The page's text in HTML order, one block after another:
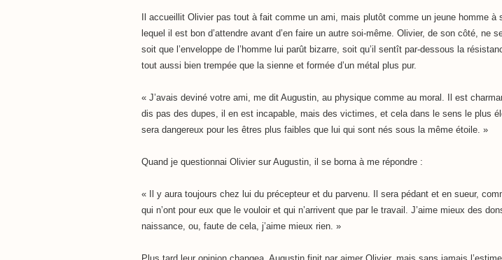
Il accueillit Olivier pas tout à fait comme un ami, mais plutôt comme un jeune homme à
lequel il est bon d’attendre avant d’en faire un autre soi-même. Olivier, de son côté, ne
soit que l’enveloppe de l’homme lui parût bizarre, soit qu’il sentît par-dessous la
tout aussi bien trempée que la sienne et formée d’un métal plus pur.
« J’avais deviné votre ami, me dit Augustin, au physique comme au moral. Il est
dis pas des dupes, il en est incapable, mais des victimes, et cela dans le sens le plus
sera dangereux pour les êtres plus faibles que lui qui sont nés sous la même étoile. »
Quand je questionnai Olivier sur Augustin, il se borna à me répondre :
« Il y aura toujours chez lui du précepteur et du parvenu. Il sera pédant et en sueur,
qui n’ont pour eux que le vouloir et qui n’arrivent que par le travail. J’aime mieux des
naissance, ou, faute de cela, j’aime mieux rien. »